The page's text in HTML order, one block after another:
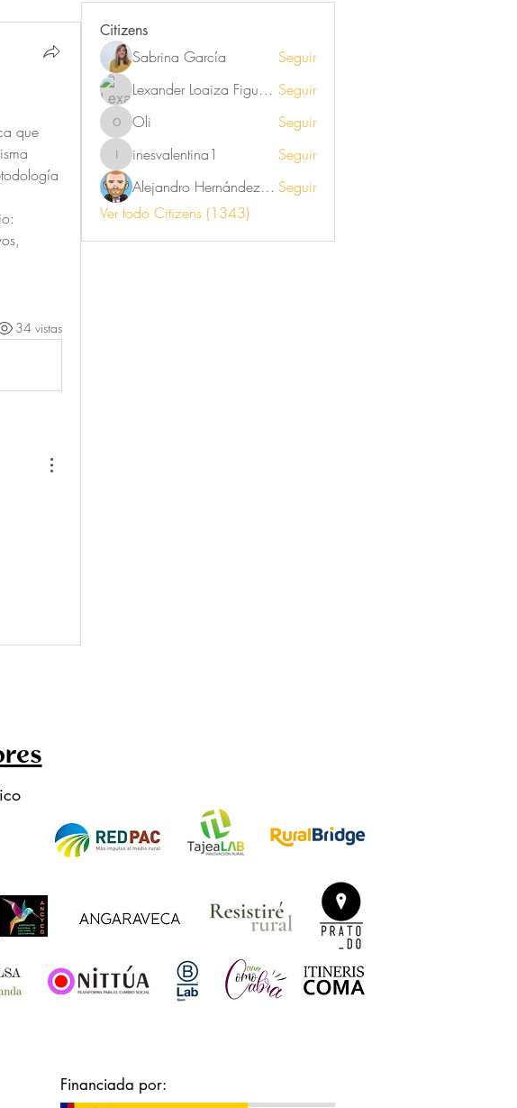
que
34 vistas
Citizens
Sabrina García
Seguir
Lexander Loaiza Figueroa Seguir
Oli Oli Seguir
inesvalentina1
inesvalentina1
Seguir
Alejandro Hernández Renner Seguir
Ver todo Citizens (1343)
Financiada por: